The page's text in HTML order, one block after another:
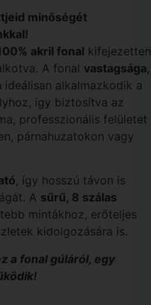
minőségét
akril fonal kifejezetten
A fonal vastagsága,
ideálisan alkalmazkodik a
így biztosítva az
professzionális felületet
párnahuzatokon vagy
, így hosszú távon is
A sűrű, 8 szálas
mintákhoz, erőteljes
kidolgozására is.
a fonal gúláról, egy